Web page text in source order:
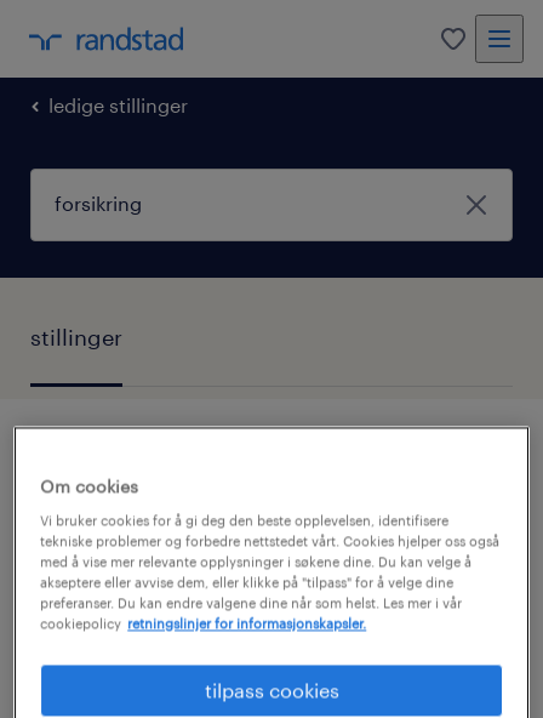
0
ledige stillinger
stillinger
ingen resultater
Vi har for øyeblikket ingen ledige stillinger
som matcher ditt søkforsikring. Du kan endre
søkekriteriene eller forsøke følgende:
Sjekk at du har stavet stillingstittelen
Om cookies
Vi bruker cookies for å gi deg den beste opplevelsen, identifisere
tekniske problemer og forbedre nettstedet vårt. Cookies hjelper oss også
med å vise mer relevante opplysninger i søkene dine. Du kan velge å
akseptere eller avvise dem, eller klikke på "tilpass" for å velge dine
preferanser. Du kan endre valgene dine når som helst. Les mer i vår
cookiepolicy retningslinjer for informasjonskapsler.
tilpass cookies